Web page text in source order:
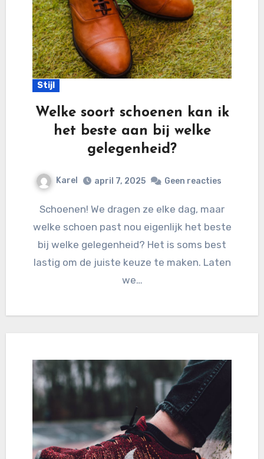
Stijl
Welke soort schoenen kan ik
het beste aan bij welke
gelegenheid?
Karel april 7, 2025 Geen reacties
Schoenen! We dragen ze elke dag, maar
welke schoen past nou eigenlijk het beste
bij welke gelegenheid? Het is soms best
lastig om de juiste keuze te maken. Laten
we…